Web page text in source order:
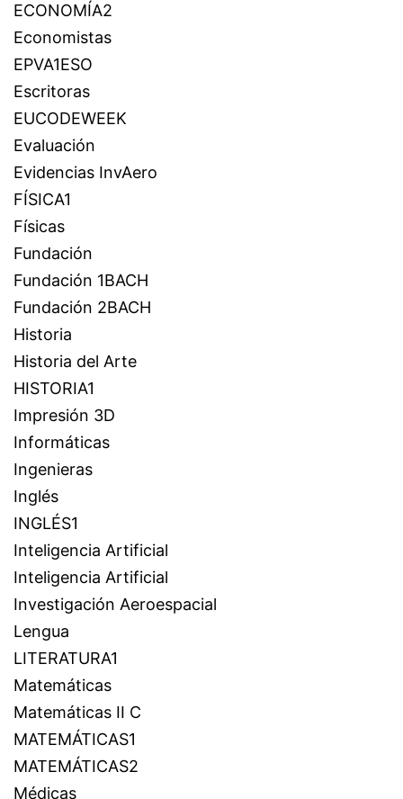
ECONOMÍA2
Economistas
EPVA1ESO
Escritoras
EUCODEWEEK
Evaluación
Evidencias InvAero
FÍSICA1
Físicas
Fundación
Fundación 1BACH
Fundación 2BACH
Historia
Historia del Arte
HISTORIA1
Impresión 3D
Informáticas
Ingenieras
Inglés
INGLÉS1
Inteligencia Artificial
Inteligencia Artificial
Investigación Aeroespacial
Lengua
LITERATURA1
Matemáticas
Matemáticas II C
MATEMÁTICAS1
MATEMÁTICAS2
Médicas